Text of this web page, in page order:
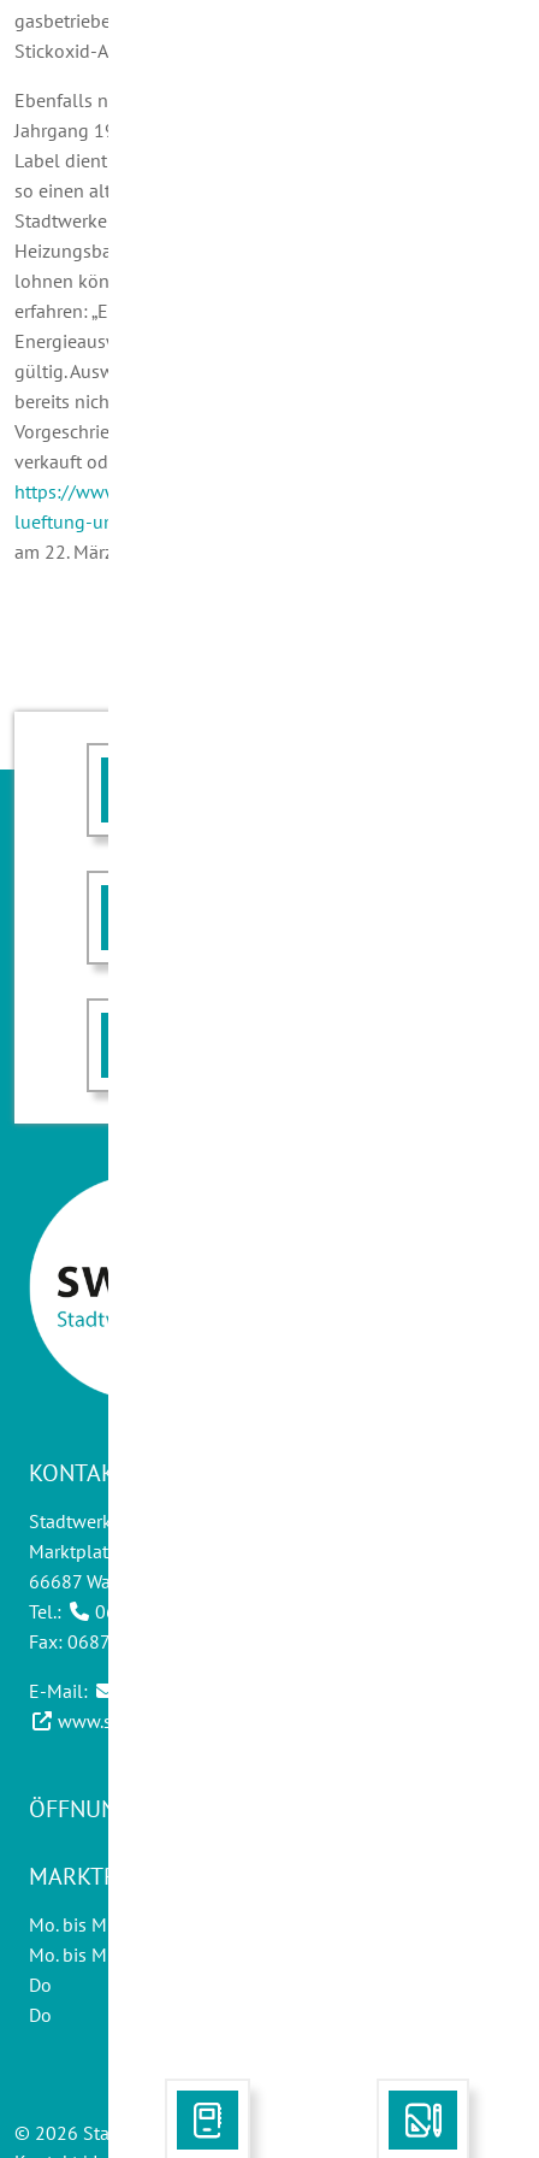
gasbetriebene Heizungen außerdem ein Höchstwert zum
Stickoxid-Ausstoß.“
Ebenfalls neu ist das Effizienzlabel für Heizkessel bis
Jahrgang 1993. Zuständig ist dafür der Schornsteinfeger. Das
Label dient jedoch nur zur Information. Im Übrigen sollte, wer
so einen alten Heizkessel nutzt, in Absprache mit uns von den
Stadtwerken, dem Schornsteinfeger und seinem
Heizungsbauer prüfen, ob sich für ihn eine neue Heizung
lohnen könnte. Außerdem ist vom Energiesparclub zu
erfahren: „Eigentümer von Häusern sollten ihre
Energieausweise prüfen. Denn die sind nur zehn Jahre lang
gültig. Ausweise aus dem Jahr 2007 oder früher dürfen also
bereits nicht mehr verwendet werden.“ Zur Erinnerung: „
Vorgeschrieben sind Energieausweise für Gebäude, die
verkauft oder vermietet werden sollen.“(Quelle:
https://www.energiesparclub.de/service/news/news/beitrag/
lueftung-umbau-das-aendert-sich-2018-15016/
am 22. März 2018)
KONTAKT
Stadtwerke Wadern GmbH
Marktplatz 14
66687 Wadern
Tel.:
06871 - 9012 0
Fax: 06871 - 9012 30
E-Mail:
www.stadtwerke-wadern.de
ÖFFNUNGSZEITEN KUNDENCENTER
MARKTPLATZ 20:
Mo. bis Mi., Fr
Mo. bis Mi.
Do
Do
© 2026 Stadtwerke Wadern